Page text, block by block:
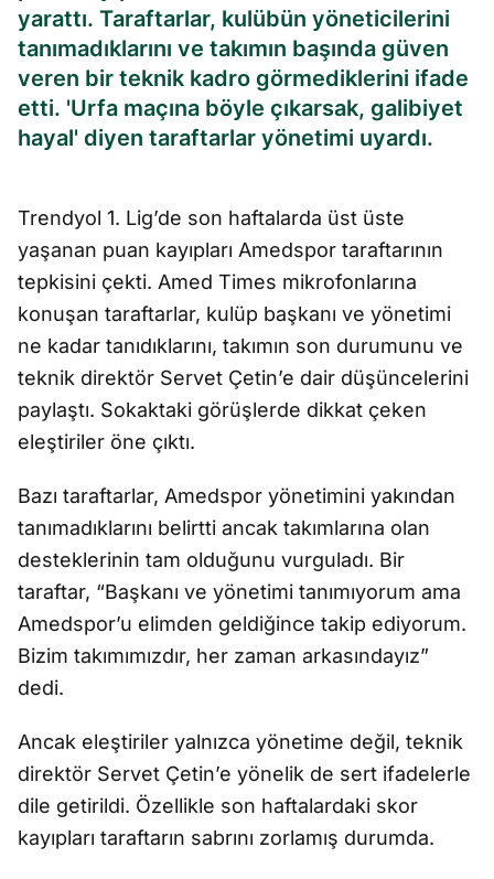
yarattı. Taraftarlar, kulübün yöneticilerini
tanımadıklarını ve takımın başında güven
veren bir teknik kadro görmediklerini ifade
etti. 'Urfa maçına böyle çıkarsak, galibiyet
hayal' diyen taraftarlar yönetimi uyardı.
Trendyol 1. Lig’de son haftalarda üst üste
yaşanan puan kayıpları Amedspor taraftarının
tepkisini çekti. Amed Times mikrofonlarına
konuşan taraftarlar, kulüp başkanı ve yönetimi
ne kadar tanıdıklarını, takımın son durumunu ve
teknik direktör Servet Çetin’e dair düşüncelerini
paylaştı. Sokaktaki görüşlerde dikkat çeken
eleştiriler öne çıktı.
Bazı taraftarlar, Amedspor yönetimini yakından
tanımadıklarını belirtti ancak takımlarına olan
desteklerinin tam olduğunu vurguladı. Bir
taraftar, “Başkanı ve yönetimi tanımıyorum ama
Amedspor’u elimden geldiğince takip ediyorum.
Bizim takımımızdır, her zaman arkasındayız”
dedi.
Ancak eleştiriler yalnızca yönetime değil, teknik
direktör Servet Çetin’e yönelik de sert ifadelerle
dile getirildi. Özellikle son haftalardaki skor
kayıpları taraftarın sabrını zorlamış durumda.